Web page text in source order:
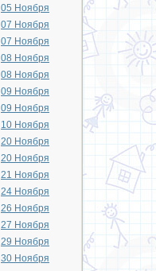
05 Ноября
07 Ноября
07 Ноября
08 Ноября
08 Ноября
09 Ноября
09 Ноября
10 Ноября
20 Ноября
20 Ноября
21 Ноября
24 Ноября
26 Ноября
27 Ноября
29 Ноября
30 Ноября